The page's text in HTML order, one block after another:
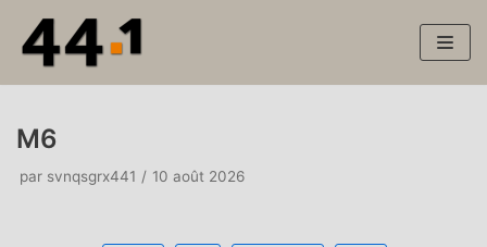
Aller
au
contenu
M6
par svnqsgrx441 10 août 2026